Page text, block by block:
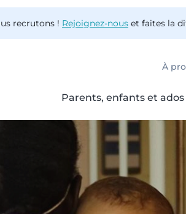
recrutons ! Rejoignez-nous et faites la
À
Parents, enfants et ados